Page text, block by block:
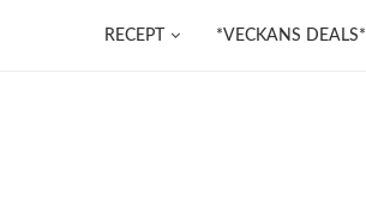
RECEPT *VECKANS DEALS*